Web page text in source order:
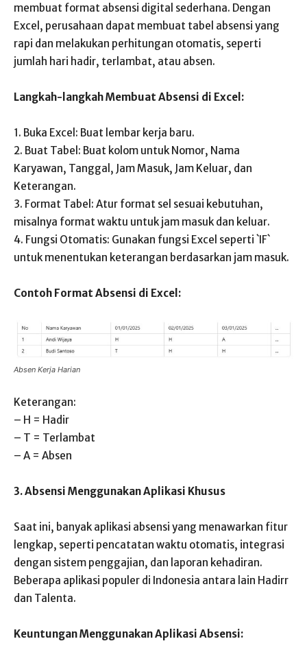
membuat format absensi digital sederhana. Dengan
Excel, perusahaan dapat membuat tabel absensi yang
rapi dan melakukan perhitungan otomatis, seperti
jumlah hari hadir, terlambat, atau absen.
Langkah-langkah Membuat Absensi di Excel:
1. Buka Excel: Buat lembar kerja baru.
2. Buat Tabel: Buat kolom untuk Nomor, Nama
Karyawan, Tanggal, Jam Masuk, Jam Keluar, dan
Keterangan.
3. Format Tabel: Atur format sel sesuai kebutuhan,
misalnya format waktu untuk jam masuk dan keluar.
4. Fungsi Otomatis: Gunakan fungsi Excel seperti `IF`
untuk menentukan keterangan berdasarkan jam masuk.
Contoh Format Absensi di Excel:
Absen Kerja Harian
Keterangan:
– H = Hadir
– T = Terlambat
– A = Absen
3. Absensi Menggunakan Aplikasi Khusus
Saat ini, banyak aplikasi absensi yang menawarkan fitur
lengkap, seperti pencatatan waktu otomatis, integrasi
dengan sistem penggajian, dan laporan kehadiran.
Beberapa aplikasi populer di Indonesia antara lain Hadirr
dan Talenta.
Keuntungan Menggunakan Aplikasi Absensi: